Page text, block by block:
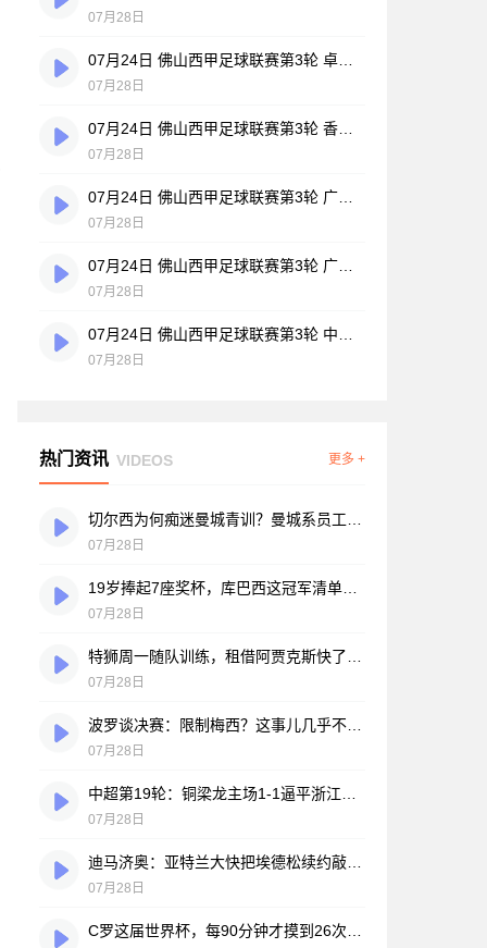
07月28日
07月28日
07月28日
07月28日
07月28日
07月28日
热门资讯 VIDEOS 更多 +
07月28日
07月28日
07月28日
07月28日
07月28日
07月28日